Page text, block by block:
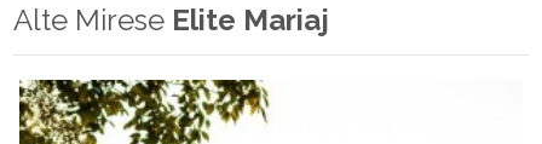
Alte Mirese Elite Mariaj